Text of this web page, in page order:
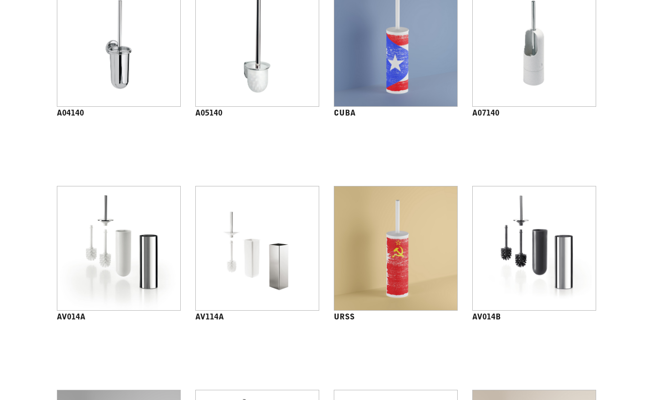
A04140 A05140 CUBA A07140
AV014A AV114A URSS AV014B